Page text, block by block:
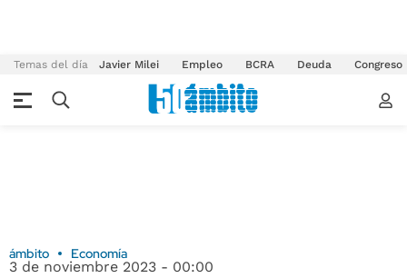
Temas del día Javier Milei Empleo BCRA Deuda Congreso
ámbito Economía
3 de noviembre 2023 - 00:00